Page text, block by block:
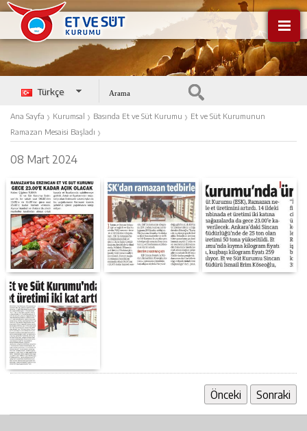
Türkçe
Ana Sayfa › Kurumsal › Basında Et ve Süt Kurumu › Et ve Süt Kurumunun
Ramazan Mesaisi Başladı ›
08 Mart 2024
Önceki Sonraki